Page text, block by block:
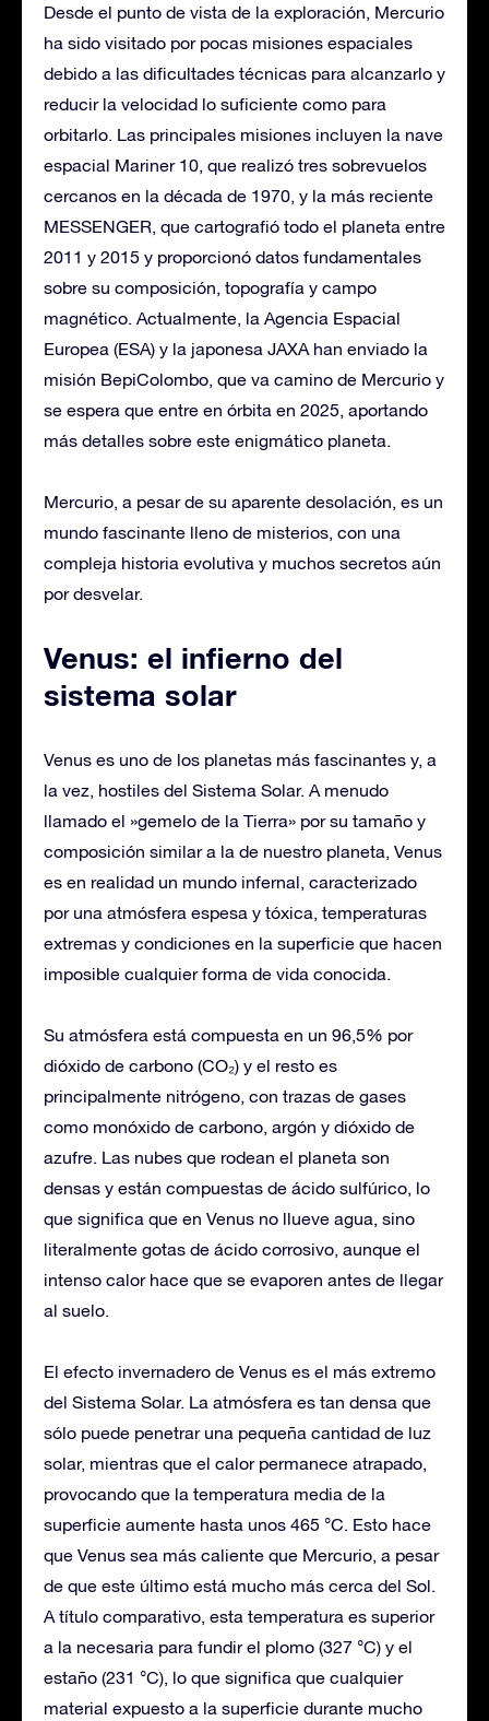
Desde el punto de vista de la exploración, Mercurio
ha sido visitado por pocas misiones espaciales
debido a las dificultades técnicas para alcanzarlo y
reducir la velocidad lo suficiente como para
orbitarlo. Las principales misiones incluyen la nave
espacial Mariner 10, que realizó tres sobrevuelos
cercanos en la década de 1970, y la más reciente
MESSENGER, que cartografió todo el planeta entre
2011 y 2015 y proporcionó datos fundamentales
sobre su composición, topografía y campo
magnético. Actualmente, la Agencia Espacial
Europea (ESA) y la japonesa JAXA han enviado la
misión BepiColombo, que va camino de Mercurio y
se espera que entre en órbita en 2025, aportando
más detalles sobre este enigmático planeta.
Mercurio, a pesar de su aparente desolación, es un
mundo fascinante lleno de misterios, con una
compleja historia evolutiva y muchos secretos aún
por desvelar.
Venus: el infierno del
sistema solar
Venus es uno de los planetas más fascinantes y, a
la vez, hostiles del Sistema Solar. A menudo
llamado el »gemelo de la Tierra» por su tamaño y
composición similar a la de nuestro planeta, Venus
es en realidad un mundo infernal, caracterizado
por una atmósfera espesa y tóxica, temperaturas
extremas y condiciones en la superficie que hacen
imposible cualquier forma de vida conocida.
Su atmósfera está compuesta en un 96,5% por
dióxido de carbono (CO₂) y el resto es
principalmente nitrógeno, con trazas de gases
como monóxido de carbono, argón y dióxido de
azufre. Las nubes que rodean el planeta son
densas y están compuestas de ácido sulfúrico, lo
que significa que en Venus no llueve agua, sino
literalmente gotas de ácido corrosivo, aunque el
intenso calor hace que se evaporen antes de llegar
al suelo.
El efecto invernadero de Venus es el más extremo
del Sistema Solar. La atmósfera es tan densa que
sólo puede penetrar una pequeña cantidad de luz
solar, mientras que el calor permanece atrapado,
provocando que la temperatura media de la
superficie aumente hasta unos 465 °C. Esto hace
que Venus sea más caliente que Mercurio, a pesar
de que este último está mucho más cerca del Sol.
A título comparativo, esta temperatura es superior
a la necesaria para fundir el plomo (327 °C) y el
estaño (231 °C), lo que significa que cualquier
material expuesto a la superficie durante mucho